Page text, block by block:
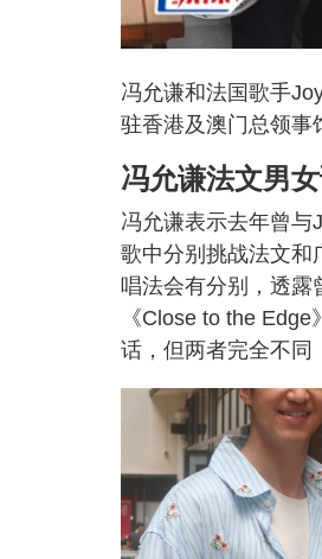
冯允谦和法国歌手
驻香港及澳门总领事
冯允谦法文男
冯允谦表示去年曾与
歌中分别挑战法文和
唱法会有分别，透露
《Close to the
话，但两者完全不同